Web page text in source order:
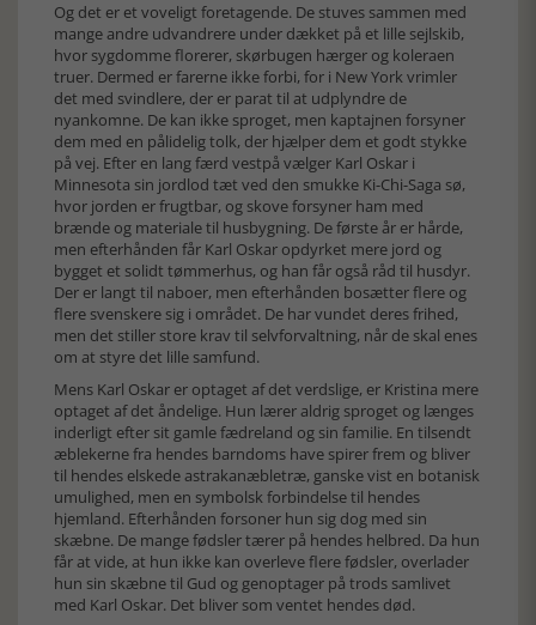
Og det er et voveligt foretagende. De stuves sammen med
mange andre udvandrere under dækket på et lille sejlskib,
hvor sygdomme florerer, skørbugen hærger og koleraen
truer. Dermed er farerne ikke forbi, for i New York vrimler
det med svindlere, der er parat til at udplyndre de
nyankomne. De kan ikke sproget, men kaptajnen forsyner
dem med en pålidelig tolk, der hjælper dem et godt stykke
på vej. Efter en lang færd vestpå vælger Karl Oskar i
Minnesota sin jordlod tæt ved den smukke Ki-Chi-Saga sø,
hvor jorden er frugtbar, og skove forsyner ham med
brænde og materiale til husbygning. De første år er hårde,
men efterhånden får Karl Oskar opdyrket mere jord og
bygget et solidt tømmerhus, og han får også råd til husdyr.
Der er langt til naboer, men efterhånden bosætter flere og
flere svenskere sig i området. De har vundet deres frihed,
men det stiller store krav til selvforvaltning, når de skal enes
om at styre det lille samfund.
Mens Karl Oskar er optaget af det verdslige, er Kristina mere
optaget af det åndelige. Hun lærer aldrig sproget og længes
inderligt efter sit gamle fædreland og sin familie. En tilsendt
æblekerne fra hendes barndoms have spirer frem og bliver
til hendes elskede astrakanæbletræ, ganske vist en botanisk
umulighed, men en symbolsk forbindelse til hendes
hjemland. Efterhånden forsoner hun sig dog med sin
skæbne. De mange fødsler tærer på hendes helbred. Da hun
får at vide, at hun ikke kan overleve flere fødsler, overlader
hun sin skæbne til Gud og genoptager på trods samlivet
med Karl Oskar. Det bliver som ventet hendes død.